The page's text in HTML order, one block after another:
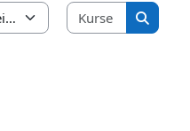
Kurse
Kurse